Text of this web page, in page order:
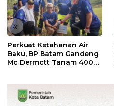
«
Perkuat Ketahanan Air
Baku, BP Batam Gandeng
Mc Dermott Tanam 400